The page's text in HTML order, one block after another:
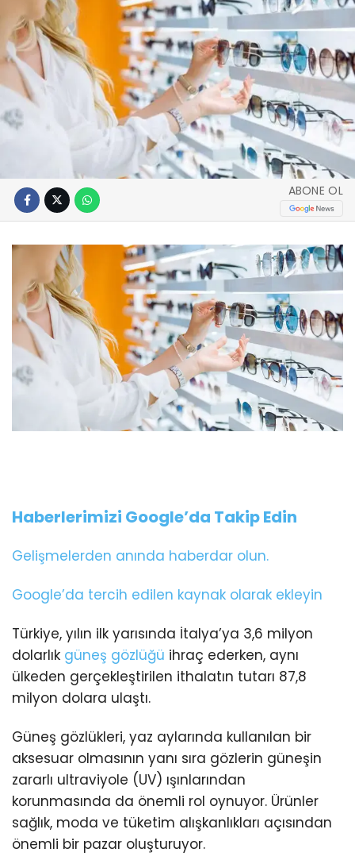
ABONE OL
Haberlerimizi Google’da Takip Edin
Gelişmelerden anında haberdar olun.
Google’da tercih edilen kaynak olarak ekleyin
Türkiye, yılın ilk yarısında İtalya’ya 3,6 milyon
dolarlık güneş gözlüğü ihraç ederken, aynı
ülkeden gerçekleştirilen ithalatın tutarı 87,8
milyon dolara ulaştı.
Güneş gözlükleri, yaz aylarında kullanılan bir
aksesuar olmasının yanı sıra gözlerin güneşin
zararlı ultraviyole (UV) ışınlarından
korunmasında da önemli rol oynuyor. Ürünler
sağlık, moda ve tüketim alışkanlıkları açısından
önemli bir pazar oluşturuyor.